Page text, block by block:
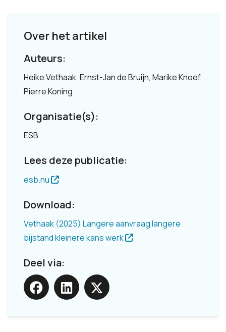
Over het artikel
Auteurs:
Heike Vethaak, Ernst-Jan de Bruijn, Marike Knoef,
Pierre Koning
Organisatie(s):
ESB
Lees deze publicatie:
esb.nu
Download:
Vethaak (2025) Langere aanvraag langere
bijstand kleinere kans werk
Deel via: